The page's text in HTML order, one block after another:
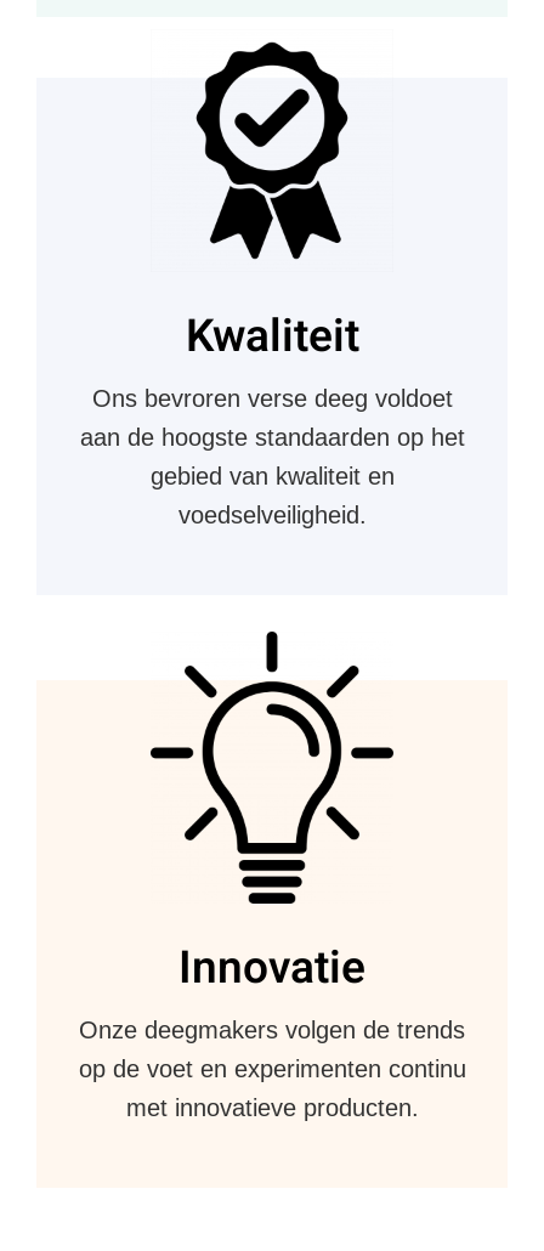
Kwaliteit
Ons bevroren verse deeg voldoet
aan de hoogste standaarden op het
gebied van kwaliteit en
voedselveiligheid.
Innovatie
Onze deegmakers volgen de trends
op de voet en experimenten continu
met innovatieve producten.